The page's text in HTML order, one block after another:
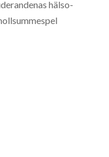
hälso-